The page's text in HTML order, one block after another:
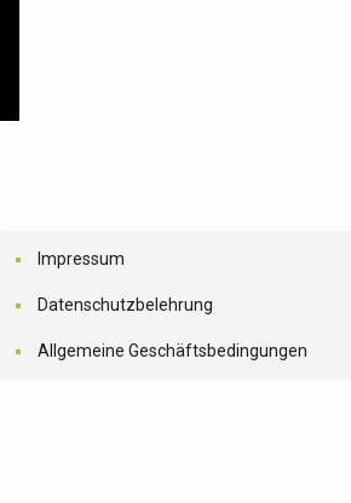
Impressum
Datenschutzbelehrung
Allgemeine Geschäftsbedingungen